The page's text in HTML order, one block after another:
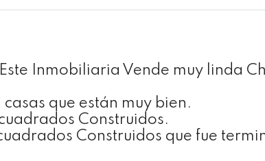
Inmobiliaria Vende muy linda
que están muy bien.
Construidos.
Construidos que fue